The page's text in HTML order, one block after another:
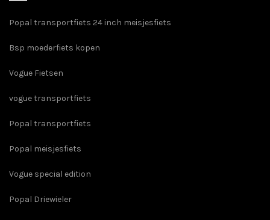
Popal transportfiets 24 inch meisjesfiets
Bsp moederfiets kopen
Vogue Fietsen
vogue transportfiets
Popal transportfiets
Popal meisjesfiets
Vogue special edition
Popal Driewieler